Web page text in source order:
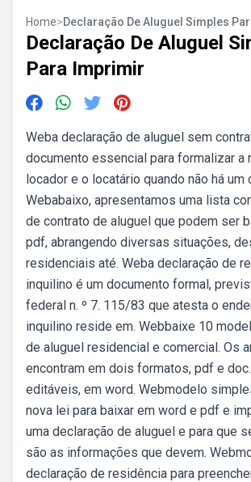
Home>Declaração De Aluguel Simples
Declaração De Aluguel
Para Imprimir
Weba declaração de aluguel sem
documento essencial para formalizar a
locador e o locatário quando não há um
Webabaixo, apresentamos uma lista
de contrato de aluguel que podem ser
pdf, abrangendo diversas situações,
residenciais até. Weba declaração de
inquilino é um documento formal,
federal n. º 7. 115/83 que atesta o
inquilino reside em. Webbaixe 10
de aluguel residencial e comercial. Os
encontram em dois formatos, pdf e
editáveis, em word. Webmodelo
nova lei para baixar em word e pdf e
uma declaração de aluguel e para que
são as informações que devem.
declaração de residência para